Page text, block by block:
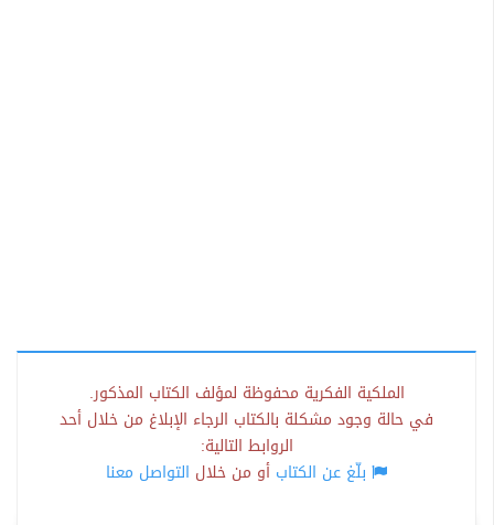
الملكية الفكرية محفوظة لمؤلف الكتاب المذكور.
في حالة وجود مشكلة بالكتاب الرجاء الإبلاغ من خلال أحد
الروابط التالية:
بلّغ عن الكتاب أو من خلال التواصل معنا